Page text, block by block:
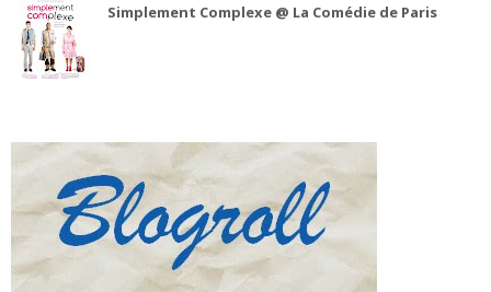
Simplement Complexe @ La Comédie de Paris